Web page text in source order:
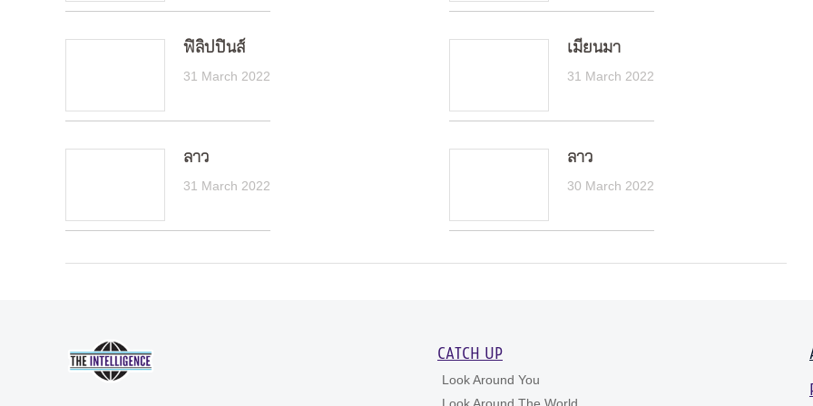
ฟิลิปปินส์
31 March 2022
เมียนมา
31 March 2022
ลาว
31 March 2022
ลาว
30 March 2022
CATCH UP
Look Around You